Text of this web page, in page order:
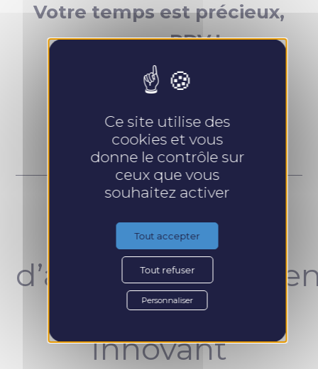
Votre temps est précieux,
prenez RDV !
Un concept
unique et
innovant
Ce site utilise des
cookies et vous
donne le contrôle sur
ceux que vous
souhaitez activer
Tout accepter
Tout refuser
Personnaliser